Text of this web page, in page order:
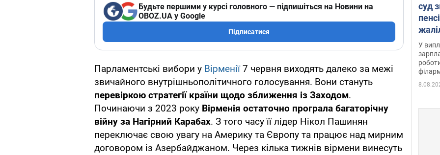
Будьте першими у курсі головного — підпишіться на Новини на
OBOZ.UA у Google
Підписатися
Парламентські вибори у Вірменії7 червня виходять далеко за межі
звичайного внутрішньополітичного голосування. Вони стануть
перевіркою стратегії країни щодо зближення із Заходом.
Починаючи з 2023 року Вірменія остаточно програла багаторічну
війну за Нагірний Карабах. З того часу її лідер Нікол Пашинян
переключає свою увагу на Америку та Європу та працює над мирним
договором із Азербайджаном. Через кілька тижнів вірмени винесуть
суд
У